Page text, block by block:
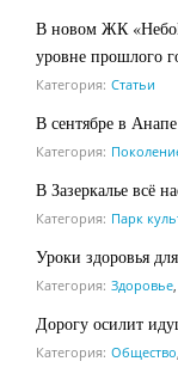
В новом ЖК
уровне прошлого
Категория: Статьи
В сентябре в
Категория:
В Зазеркалье всё
Категория: Парк
Уроки здоровья
Категория: Здоровье
Дорогу осилит
Категория: Общество